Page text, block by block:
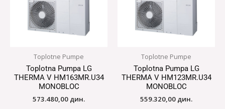
Toplotne Pumpe
Toplotna Pumpa LG
THERMA V HM163MR.U34
MONOBLOC
573.480,00 дин.
Toplotne Pumpe
Toplotna Pumpa LG
THERMA V HM123MR.U34
MONOBLOC
559.320,00 дин.